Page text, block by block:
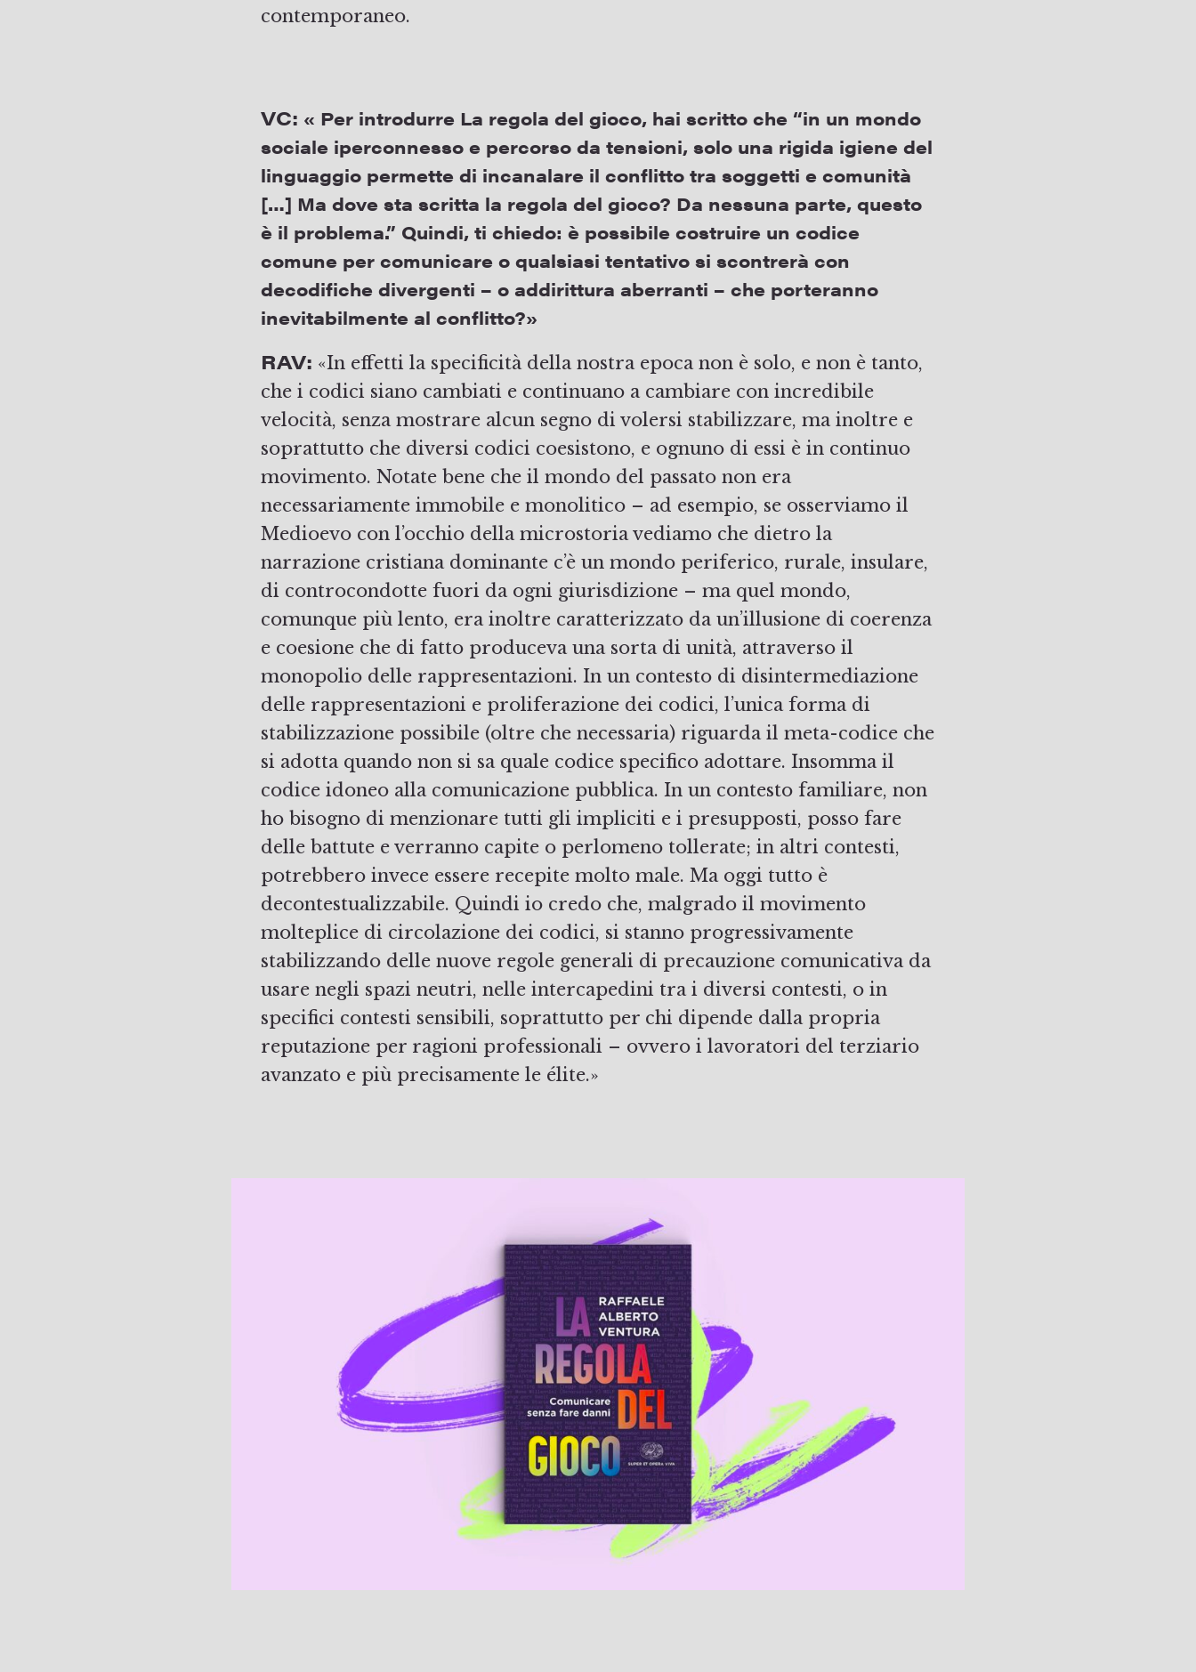
contemporaneo.
VC: « Per introdurre La regola del gioco, hai scritto che “in un mondo
sociale iperconnesso e percorso da tensioni, solo una rigida igiene del
linguaggio permette di incanalare il conflitto tra soggetti e comunità
[…] Ma dove sta scritta la regola del gioco? Da nessuna parte, questo
è il problema.” Quindi, ti chiedo: è possibile costruire un codice
comune per comunicare o qualsiasi tentativo si scontrerà con
decodifiche divergenti – o addirittura aberranti – che porteranno
inevitabilmente al conflitto?»
RAV: «In effetti la specificità della nostra epoca non è solo, e non è tanto,
che i codici siano cambiati e continuano a cambiare con incredibile
velocità, senza mostrare alcun segno di volersi stabilizzare, ma inoltre e
soprattutto che diversi codici coesistono, e ognuno di essi è in continuo
movimento. Notate bene che il mondo del passato non era
necessariamente immobile e monolitico – ad esempio, se osserviamo il
Medioevo con l’occhio della microstoria vediamo che dietro la
narrazione cristiana dominante c’è un mondo periferico, rurale, insulare,
di controcondotte fuori da ogni giurisdizione – ma quel mondo,
comunque più lento, era inoltre caratterizzato da un’illusione di coerenza
e coesione che di fatto produceva una sorta di unità, attraverso il
monopolio delle rappresentazioni. In un contesto di disintermediazione
delle rappresentazioni e proliferazione dei codici, l’unica forma di
stabilizzazione possibile (oltre che necessaria) riguarda il meta-codice che
si adotta quando non si sa quale codice specifico adottare. Insomma il
codice idoneo alla comunicazione pubblica. In un contesto familiare, non
ho bisogno di menzionare tutti gli impliciti e i presupposti, posso fare
delle battute e verranno capite o perlomeno tollerate; in altri contesti,
potrebbero invece essere recepite molto male. Ma oggi tutto è
decontestualizzabile. Quindi io credo che, malgrado il movimento
molteplice di circolazione dei codici, si stanno progressivamente
stabilizzando delle nuove regole generali di precauzione comunicativa da
usare negli spazi neutri, nelle intercapedini tra i diversi contesti, o in
specifici contesti sensibili, soprattutto per chi dipende dalla propria
reputazione per ragioni professionali – ovvero i lavoratori del terziario
avanzato e più precisamente le élite.»